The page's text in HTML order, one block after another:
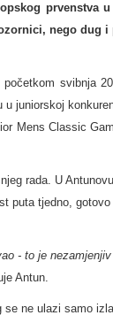
prvenstva
nego dug
svibnja
juniorskoj
Mens Classic
rada. U
puta tjedno,
- to je
Antun.
se ne ulazi samo